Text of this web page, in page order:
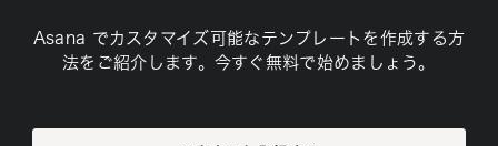
Asana でカスタマイズ可能なテンプレートを作成する方
法をご紹介します。今すぐ無料で始めましょう。